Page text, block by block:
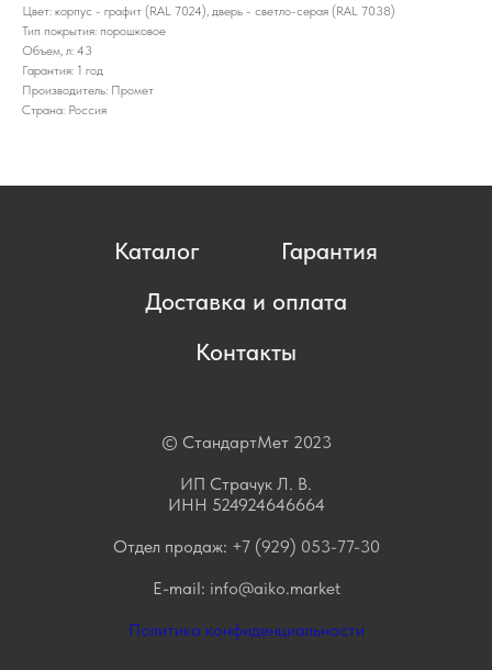
Цвет: корпус - графит (RAL 7024), дверь - светло-серая (RAL 7038)
Тип покрытия: порошковое
Объем, л: 43
Гарантия: 1 год
Производитель: Промет
Страна: Россия
Каталог
Гарантия
Доставка и оплата
Контакты
© СтандартМет 2023
ИП Страчук Л. В.
ИНН 524924646664
Отдел продаж: +7 (929) 053-77-30
E-mail: info@aiko.market
Политика конфиденциальности